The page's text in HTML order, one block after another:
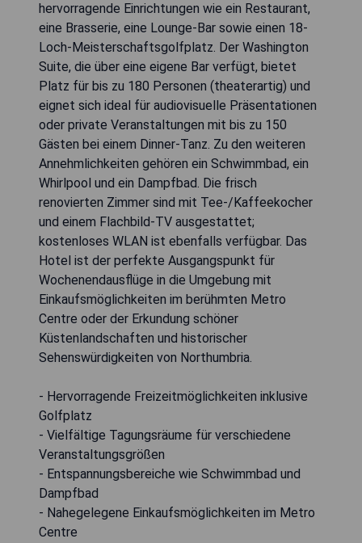
hervorragende Einrichtungen wie ein Restaurant,
eine Brasserie, eine Lounge-Bar sowie einen 18-
Loch-Meisterschaftsgolfplatz. Der Washington
Suite, die über eine eigene Bar verfügt, bietet
Platz für bis zu 180 Personen (theaterartig) und
eignet sich ideal für audiovisuelle Präsentationen
oder private Veranstaltungen mit bis zu 150
Gästen bei einem Dinner-Tanz. Zu den weiteren
Annehmlichkeiten gehören ein Schwimmbad, ein
Whirlpool und ein Dampfbad. Die frisch
renovierten Zimmer sind mit Tee-/Kaffeekocher
und einem Flachbild-TV ausgestattet;
kostenloses WLAN ist ebenfalls verfügbar. Das
Hotel ist der perfekte Ausgangspunkt für
Wochenendausflüge in die Umgebung mit
Einkaufsmöglichkeiten im berühmten Metro
Centre oder der Erkundung schöner
Küstenlandschaften und historischer
Sehenswürdigkeiten von Northumbria.
- Hervorragende Freizeitmöglichkeiten inklusive
Golfplatz
- Vielfältige Tagungsräume für verschiedene
Veranstaltungsgrößen
- Entspannungsbereiche wie Schwimmbad und
Dampfbad
- Nahegelegene Einkaufsmöglichkeiten im Metro
Centre